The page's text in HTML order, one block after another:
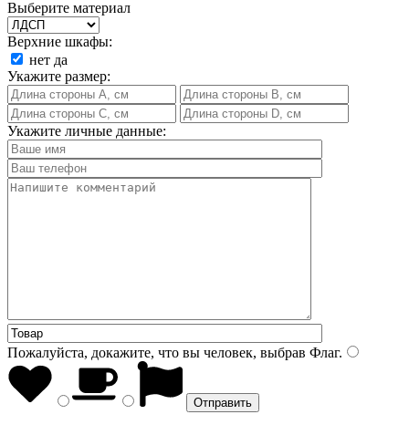
Выберите материал
Верхние шкафы:
нет да
Укажите размер:
Укажите личные данные:
Пожалуйста, докажите, что вы человек, выбрав Флаг.